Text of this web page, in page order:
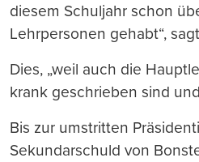
diesem Schuljahr schon
Lehrpersonen gehabt“,
Dies, „weil auch die
krank geschrieben sind
Bis zur umstritten
Sekundarschuld von